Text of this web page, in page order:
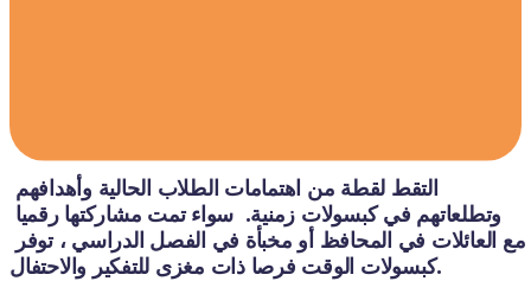
كبسولات الوقت فرصا ذات مغزى للتفكير والاحتفال.